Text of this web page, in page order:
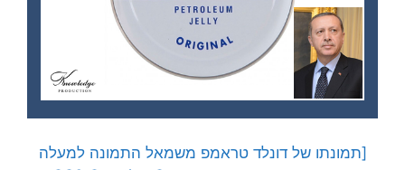
[תמונתו של דונלד טראמפ משמאל התמונה למעלה